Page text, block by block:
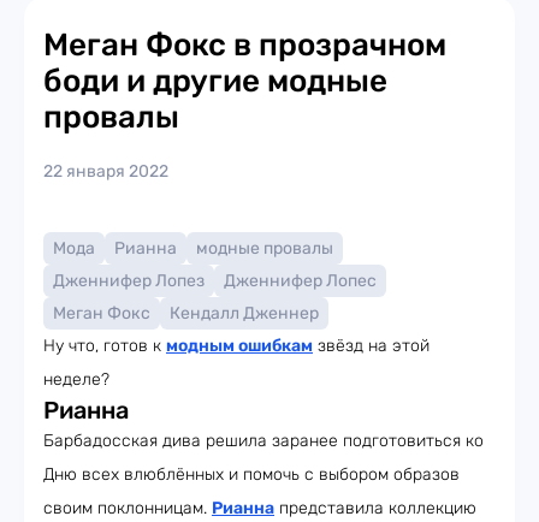
Меган Фокс в прозрачном
боди и другие модные
провалы
22 января 2022
Мода Рианна
модные провалы
Дженнифер Лопез
Дженнифер Лопес
Меган Фокс
Кендалл Дженнер
Ну что, готов к модным ошибкам звёзд на этой
неделе?
Рианна
Барбадосская дива решила заранее подготовиться ко
Дню всех влюблённых и помочь с выбором образов
своим поклонницам. Рианна представила коллекцию